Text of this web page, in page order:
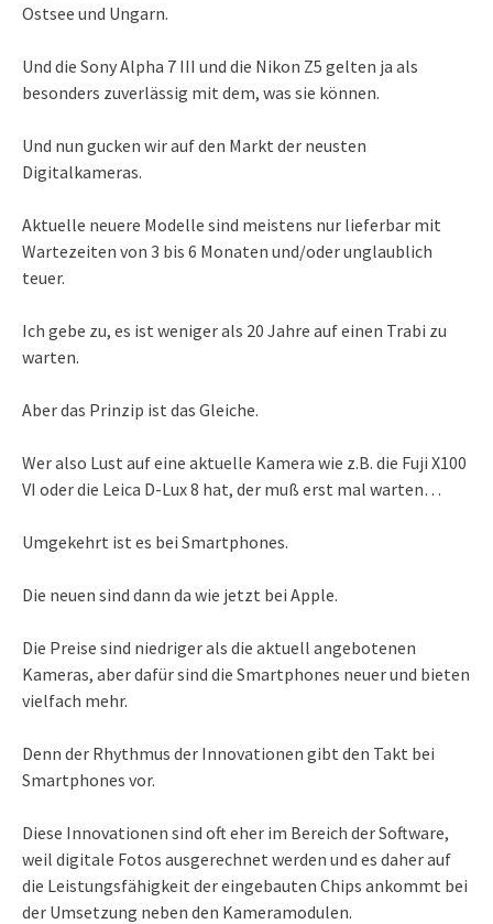
Ostsee und Ungarn.
Und die Sony Alpha 7 III und die Nikon Z5 gelten ja als
besonders zuverlässig mit dem, was sie können.
Und nun gucken wir auf den Markt der neusten
Digitalkameras.
Aktuelle neuere Modelle sind meistens nur lieferbar mit
Wartezeiten von 3 bis 6 Monaten und/oder unglaublich
teuer.
Ich gebe zu, es ist weniger als 20 Jahre auf einen Trabi zu
warten.
Aber das Prinzip ist das Gleiche.
Wer also Lust auf eine aktuelle Kamera wie z.B. die Fuji X100
VI oder die Leica D-Lux 8 hat, der muß erst mal warten…
Umgekehrt ist es bei Smartphones.
Die neuen sind dann da wie jetzt bei Apple.
Die Preise sind niedriger als die aktuell angebotenen
Kameras, aber dafür sind die Smartphones neuer und bieten
vielfach mehr.
Denn der Rhythmus der Innovationen gibt den Takt bei
Smartphones vor.
Diese Innovationen sind oft eher im Bereich der Software,
weil digitale Fotos ausgerechnet werden und es daher auf
die Leistungsfähigkeit der eingebauten Chips ankommt bei
der Umsetzung neben den Kameramodulen.